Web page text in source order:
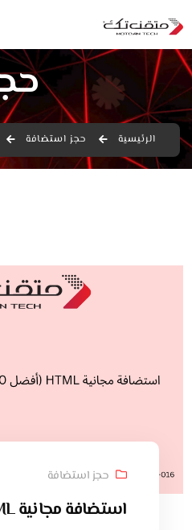
الرئيسية حجز استضافة
حجز استضافة
استضافة مجانية HTML (أفضل 10)